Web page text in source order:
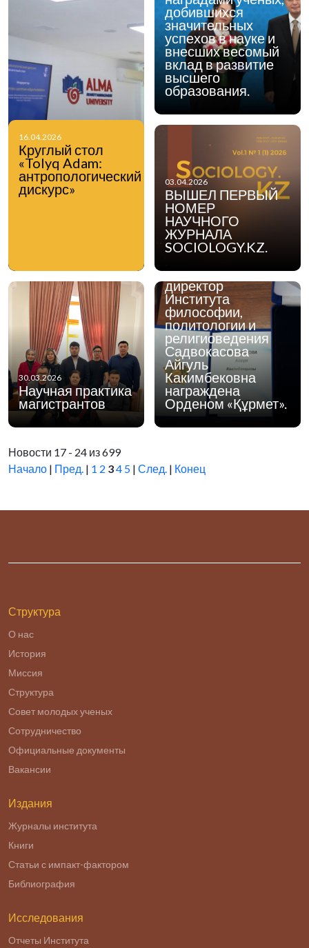
16.04.2026
Круглый стол
«Tolyq Adam:
антропологический
дискурс»
добившихся
значительных
успехов в науке и
внесших весомый
вклад в развитие
высшего
образования.
03.04.2026
ВЫШЕЛ ПЕРВЫЙ
НОМЕР
НАУЧНОГО
ЖУРНАЛА
SOCIOLOGY.KZ.
30.03.2026
Научная практика
магистрантов
17.03.2026
Указом Главы
генеральный
директор
Института
философии,
политологии и
религиоведения
Садвокасова
Айгуль
Какимбековна
награждена
Орденом «Құрмет».
Новости 17 - 24 из 699
Начало | Пред. | 1 2 34 5 | След. | Конец
Структура
О нас
История
Миссия
Структура
Совет молодых ученых
Сотрудничество
Официальные документы
Вакансии
Издания
Журналы института
Книги
Статьи с импакт-фактором
Библиография
Исследования
Отчеты Института